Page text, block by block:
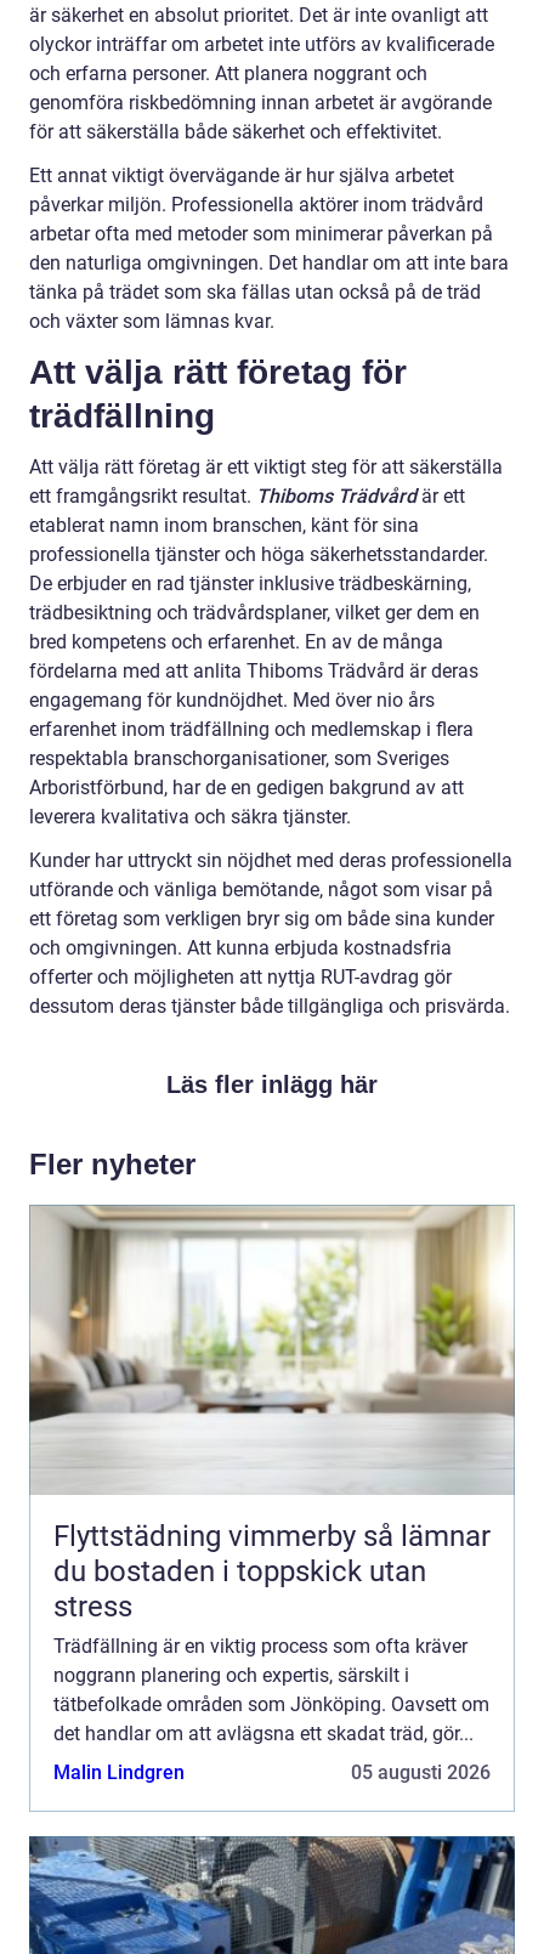
är säkerhet en absolut prioritet. Det är inte ovanligt att
olyckor inträffar om arbetet inte utförs av kvalificerade
och erfarna personer. Att planera noggrant och
genomföra riskbedömning innan arbetet är avgörande
för att säkerställa både säkerhet och effektivitet.
Ett annat viktigt övervägande är hur själva arbetet
påverkar miljön. Professionella aktörer inom trädvård
arbetar ofta med metoder som minimerar påverkan på
den naturliga omgivningen. Det handlar om att inte bara
tänka på trädet som ska fällas utan också på de träd
och växter som lämnas kvar.
Att välja rätt företag för
trädfällning
Att välja rätt företag är ett viktigt steg för att säkerställa
ett framgångsrikt resultat. Thiboms Trädvårdär ett
etablerat namn inom branschen, känt för sina
professionella tjänster och höga säkerhetsstandarder.
De erbjuder en rad tjänster inklusive trädbeskärning,
trädbesiktning och trädvårdsplaner, vilket ger dem en
bred kompetens och erfarenhet. En av de många
fördelarna med att anlita Thiboms Trädvård är deras
engagemang för kundnöjdhet. Med över nio års
erfarenhet inom trädfällning och medlemskap i flera
respektabla branschorganisationer, som Sveriges
Arboristförbund, har de en gedigen bakgrund av att
leverera kvalitativa och säkra tjänster.
Kunder har uttryckt sin nöjdhet med deras professionella
utförande och vänliga bemötande, något som visar på
ett företag som verkligen bryr sig om både sina kunder
och omgivningen. Att kunna erbjuda kostnadsfria
offerter och möjligheten att nyttja RUT-avdrag gör
dessutom deras tjänster både tillgängliga och prisvärda.
Läs fler inlägg här
Fler nyheter
Flyttstädning vimmerby så lämnar
du bostaden i toppskick utan
stress
Trädfällning är en viktig process som ofta kräver
noggrann planering och expertis, särskilt i
tätbefolkade områden som Jönköping. Oavsett om
det handlar om att avlägsna ett skadat träd, gör...
Malin Lindgren
05 augusti 2026